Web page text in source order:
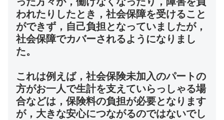
われたりしたとき，社会保障を受けること
ができず，自己負担となっていましたが，
社会保障でカバーされるようになりまし
た。
これは例えば，社会保険未加入のパートの
方がお一人で生計を支えていらっしゃる場
合などは，保険料の負担が必要となります
が，大きな安心につながるのではないでし